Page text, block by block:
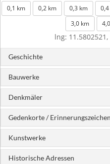
0,1 km 0,2 km 0,3 km
3,0 km
lng:
Geschichte
Bauwerke
Denkmäler
Gedenkorte / Erinnerungszeichen
Kunstwerke
Historische Adressen